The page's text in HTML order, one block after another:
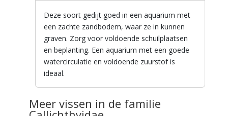
Deze soort gedijt goed in een aquarium met
een zachte zandbodem, waar ze in kunnen
graven. Zorg voor voldoende schuilplaatsen
en beplanting. Een aquarium met een goede
watercirculatie en voldoende zuurstof is
ideaal.
Meer vissen in de familie